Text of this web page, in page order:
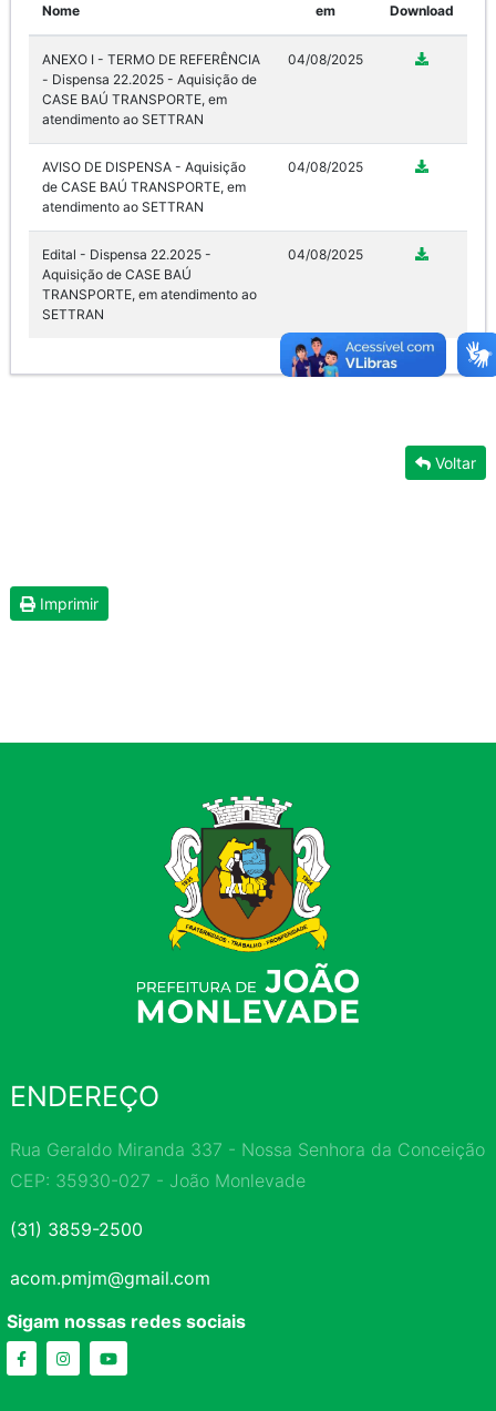
Nome
em
Download
ANEXO I - TERMO DE REFERÊNCIA
- Dispensa 22.2025 - Aquisição de
CASE BAÚ TRANSPORTE, em
atendimento ao SETTRAN
04/08/2025
AVISO DE DISPENSA - Aquisição
de CASE BAÚ TRANSPORTE, em
atendimento ao SETTRAN
04/08/2025
Edital - Dispensa 22.2025 -
Aquisição de CASE BAÚ
TRANSPORTE, em atendimento ao
SETTRAN
04/08/2025
Voltar
Imprimir
ENDEREÇO
Rua Geraldo Miranda 337 - Nossa Senhora da Conceição
CEP: 35930-027 - João Monlevade
(31) 3859-2500
acom.pmjm@gmail.com
Sigam nossas redes sociais